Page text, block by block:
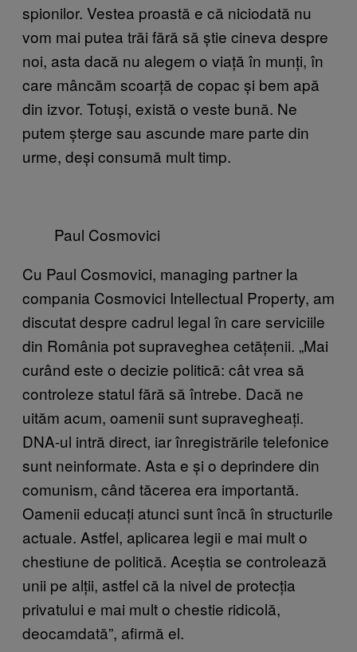
spionilor. Vestea proastă e că niciodată nu
vom mai putea trăi fără să știe cineva despre
noi, asta dacă nu alegem o viață în munți, în
care mâncăm scoarță de copac și bem apă
din izvor. Totuși, există o veste bună. Ne
putem șterge sau ascunde mare parte din
urme, deși consumă mult timp.
Paul Cosmovici
Cu Paul Cosmovici, managing partner la
compania Cosmovici Intellectual Property, am
discutat despre cadrul legal în care serviciile
din România pot supraveghea cetățenii. „Mai
curând este o decizie politică: cât vrea să
controleze statul fără să întrebe. Dacă ne
uităm acum, oamenii sunt supravegheați.
DNA-ul intră direct, iar înregistrările telefonice
sunt neinformate. Asta e și o deprindere din
comunism, când tăcerea era importantă.
Oamenii educați atunci sunt încă în structurile
actuale. Astfel, aplicarea legii e mai mult o
chestiune de politică. Aceștia se controlează
unii pe alții, astfel că la nivel de protecția
privatului e mai mult o chestie ridicolă,
deocamdată”, afirmă el.